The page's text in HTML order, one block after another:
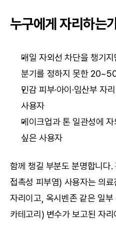
누구에게 자리하는
매일 자외선 차단을 챙기
분기를 정하지 못한
민감 피부·아이·임산부 자
사용자
메이크업과 톤 일관성에
싶은 사용자
함께 챙길 부분도 분명합니다.
접촉성 피부염) 사용자는 의
자리이고, 옥시벤존 같은 일
카테고리) 변수가 보고된 자